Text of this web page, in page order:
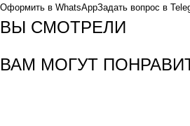
Оформить в WhatsAppЗадать вопрос в
ВЫ СМОТРЕЛИ
ВАМ МОГУТ